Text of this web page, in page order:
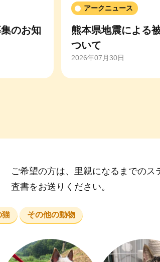
のお知
アークニュース
熊本県地震による
ついて
2026年07月30日
ご希望の方は、里親になるまでの
査書をお送りください。
猫 その他の動物